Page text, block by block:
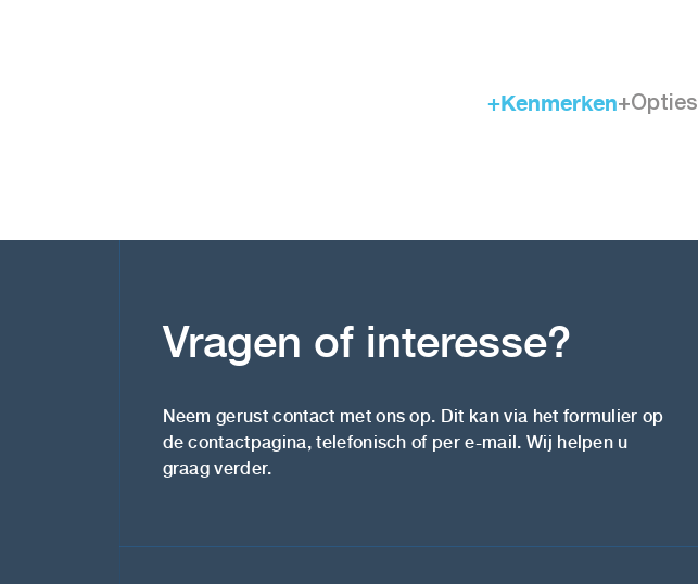
+Kenmerken+Opties
Vragen of interesse?
Neem gerust contact met ons op. Dit kan via het formulier op
de contactpagina, telefonisch of per e-mail. Wij helpen u
graag verder.